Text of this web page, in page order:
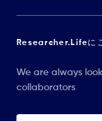
Researcher.Lifeに
We are always
collaborators